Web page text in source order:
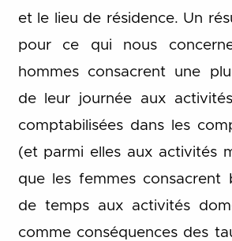
et le lieu de résidence. Un
pour ce qui nous
hommes consacrent une
de leur journée aux
comptabilisées dans les
(et parmi elles aux activités
que les femmes consacrent
de temps aux activités
comme conséquences des